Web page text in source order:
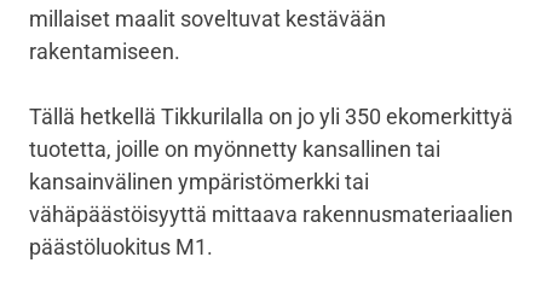
millaiset maalit soveltuvat kestävään
rakentamiseen.
Tällä hetkellä Tikkurilalla on jo yli 350 ekomerkittyä
tuotetta, joille on myönnetty kansallinen tai
kansainvälinen ympäristömerkki tai
vähäpäästöisyyttä mittaava rakennusmateriaalien
päästöluokitus M1.